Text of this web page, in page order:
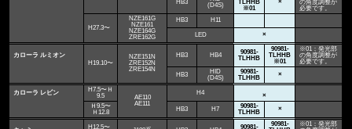
HB3
(D4S)
TLHHB
※01
×
の角度調整が
必要です。
H27.3〜
NZE161G
NZE161
NZE164G
ZRE162G
HB3 H11
LED ×
カローラ ルミオン
H19.10〜
NZE151N
ZRE152N
ZRE154N
HB3 HB4
90981-
TLHHB
90981-
TLHHB
※01
※01：発光部
の角度調整が
必要です。
HB3
HID
(D4S)
90981-
TLHHB
×
カローラ レビン
H7.5〜Ｈ
9.5
AE110
AE111
H4
×
Ｈ9.5〜
Ｈ12.8
HB3 H7
90981-
TLHHB
×
H12.5〜
90981-
90981-
※01：発光部